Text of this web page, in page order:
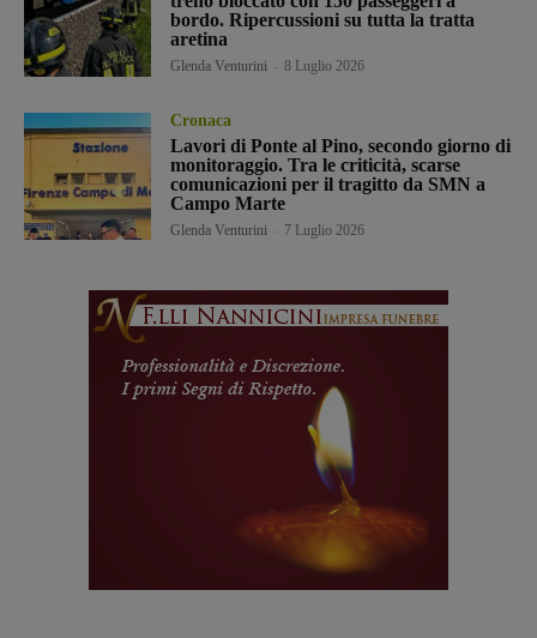
bordo. Ripercussioni su tutta la tratta
aretina
Glenda Venturini 8 Luglio 2026
Cronaca
Lavori di Ponte al Pino, secondo giorno di
monitoraggio. Tra le criticità, scarse
comunicazioni per il tragitto da SMN a
Campo Marte
Glenda Venturini 7 Luglio 2026